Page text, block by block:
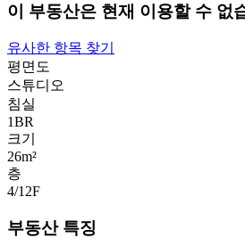
이 부동산은 현재 이용할 수 없
유사한 항목 찾기
평면도
스튜디오
침실
1BR
크기
26m²
층
4/12F
부동산 특징